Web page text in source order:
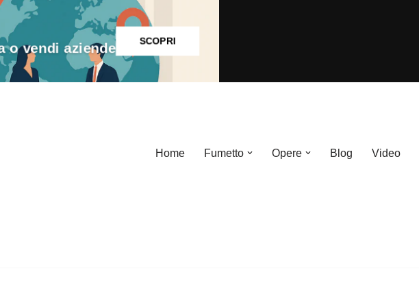
o vendi aziende SCOPRI
Home Fumetto Opere Blog Video